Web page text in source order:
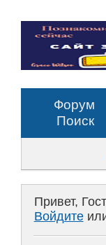
Форум
Поиск
Привет,
Войдите